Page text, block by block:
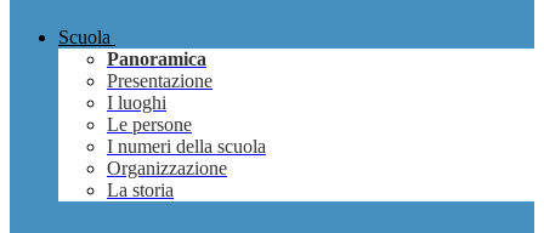
Scuola
Panoramica
Presentazione
I luoghi
Le persone
I numeri della scuola
Organizzazione
La storia